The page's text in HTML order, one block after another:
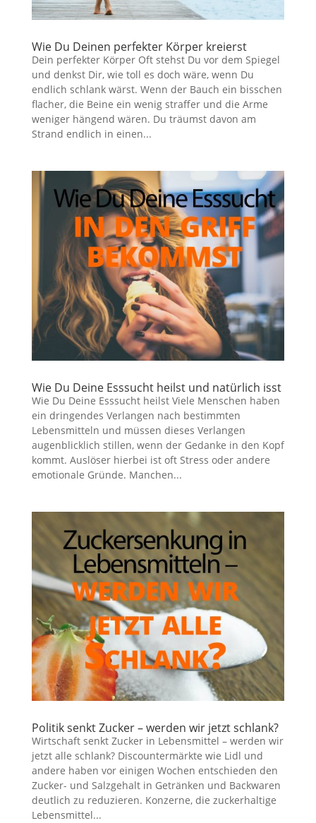
Wie Du Deinen perfekter Körper kreierst
Dein perfekter Körper Oft stehst Du vor dem Spiegel
und denkst Dir, wie toll es doch wäre, wenn Du
endlich schlank wärst. Wenn der Bauch ein bisschen
flacher, die Beine ein wenig straffer und die Arme
weniger hängend wären. Du träumst davon am
Strand endlich in einen...
Wie Du Deine Esssucht heilst und natürlich isst
Wie Du Deine Esssucht heilst Viele Menschen haben
ein dringendes Verlangen nach bestimmten
Lebensmitteln und müssen dieses Verlangen
augenblicklich stillen, wenn der Gedanke in den Kopf
kommt. Auslöser hierbei ist oft Stress oder andere
emotionale Gründe. Manchen...
Politik senkt Zucker – werden wir jetzt schlank?
Wirtschaft senkt Zucker in Lebensmittel – werden wir
jetzt alle schlank? Discountermärkte wie Lidl und
andere haben vor einigen Wochen entschieden den
Zucker- und Salzgehalt in Getränken und Backwaren
deutlich zu reduzieren. Konzerne, die zuckerhaltige
Lebensmittel...